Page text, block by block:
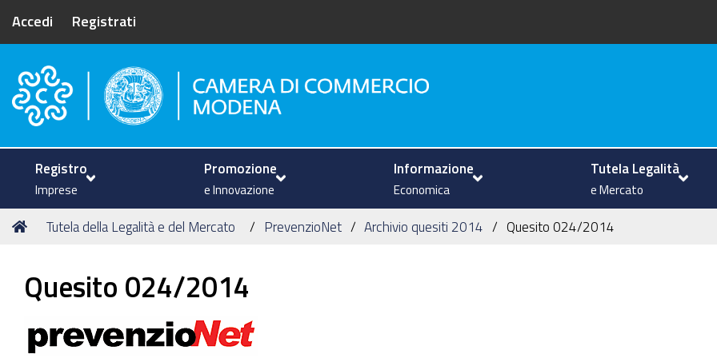
Accedi Registrati
Camera di Commercio di Modena
Registro
Imprese
Promozione
e Innovazione
Informazione
Economica
Tutela Legalità
e Mercato
Tu
Home
Tutela della Legalità e del Mercato PrevenzioNet Archivio quesiti 2014 Quesito 024/2014
Quesito 024/2014